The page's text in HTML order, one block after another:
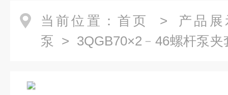
当前位置： 首页 > 产品展
泵 > 3QGB70×2﹣46螺杆泵